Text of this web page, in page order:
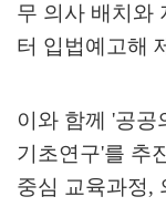
무 의사 배치와
터 입법예고해
이와 함께 '공공
기초연구'를 추
중심 교육과정,